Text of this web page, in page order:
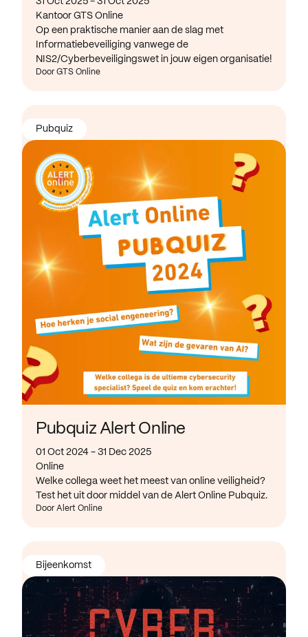
Kantoor GTS Online
Op een praktische manier aan de slag met
Informatiebeveiliging vanwege de
NIS2/Cyberbeveiligingswet in jouw eigen organisatie!
Door GTS Online
Pubquiz Alert Online
01 Oct 2024 - 31 Dec 2025
Online
Welke collega weet het meest van online veiligheid?
Test het uit door middel van de Alert Online Pubquiz.
Door Alert Online
Pubquiz
Bijeenkomst